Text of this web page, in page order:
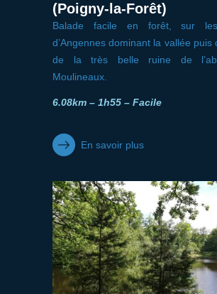
(Poigny-la-Forêt)
Balade facile en forêt, sur
d’Angennes dominant la vallée puis
de la très belle ruine de
Moulineaux.
6.08km – 1h55 – Facile
En savoir plus